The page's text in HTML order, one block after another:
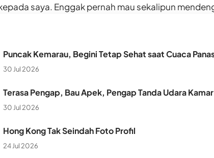
saya. Enggak pernah mau sekalipun
Puncak Kemarau, Begini Tetap Sehat saat Cuaca
30 Jul 2026
Terasa Pengap, Bau Apek, Pengap Tanda Udara
30 Jul 2026
Hong Kong Tak Seindah Foto Profil
24 Jul 2026